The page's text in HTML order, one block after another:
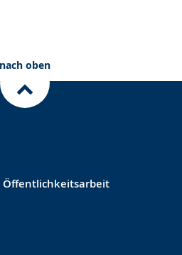
nach oben
Öffentlichkeitsarbeit